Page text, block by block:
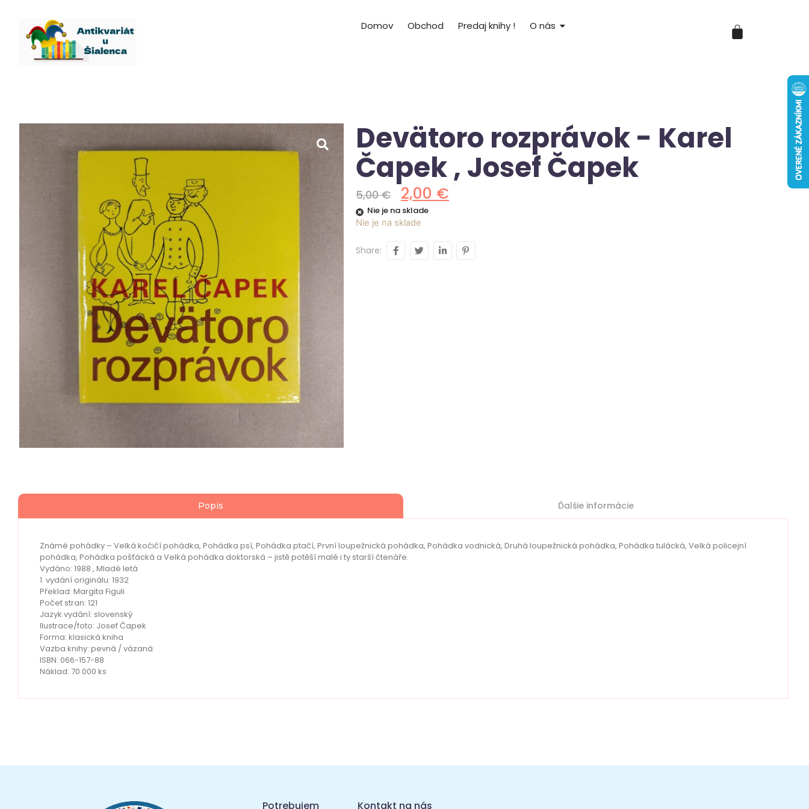
Domov Obchod Predaj knihy ! O nás
Devätoro rozprávok - Karel
Čapek , Josef Čapek
5,00€ 2,00 €
Nie je na sklade
Nie je na sklade
Share:
Popis Ďalšie informácie
Známé pohádky – Velká kočičí pohádka, Pohádka psí, Pohádka ptačí, První loupežnická pohádka, Pohádka vodnická, Druhá loupežnická pohádka, Pohádka tulácká, Velká policejní
pohádka, Pohádka pošťácká a Velká pohádka doktorská – jistě potěší malé i ty starší čtenáře.
Vydáno: 1988 , Mladé letá
1. vydání originálu: 1932
Překlad: Margita Figuli
Počet stran: 121
Jazyk vydání: slovenský
Ilustrace/foto: Josef Čapek
Forma: klasická kniha
Vazba knihy: pevná / vázaná
ISBN: 066-157-88
Náklad: 70 000 ks
Potrebujem Kontakt na nás